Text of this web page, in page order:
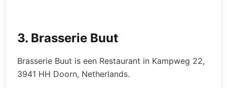
3. Brasserie Buut
Brasserie Buut is een Restaurant in Kampweg 22,
3941 HH Doorn, Netherlands.